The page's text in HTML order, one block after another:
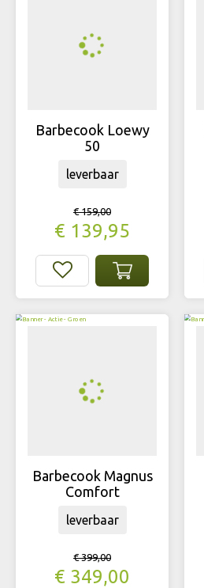
Barbecook Loewy
50
€ 159,00
€ 139,95
leverbaar
Barbecook Magnus
Comfort
€ 399,00
€ 349,00
leverbaar